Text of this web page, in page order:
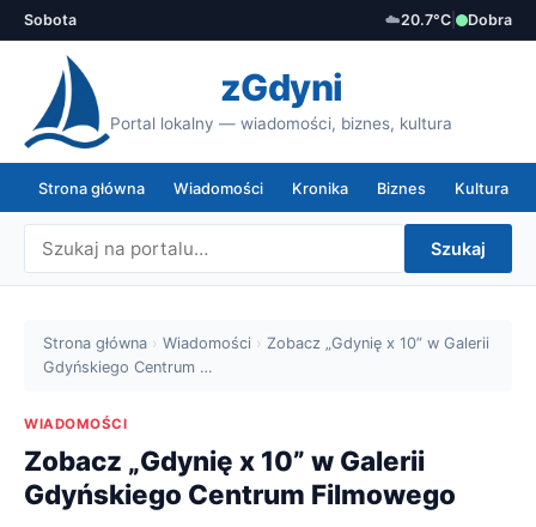
Sobota ☁️20.7°C Dobra
zGdyni
Portal lokalny — wiadomości, biznes, kultura
Strona główna Wiadomości Kronika Biznes Kultura
Szukaj
Strona główna › Wiadomości › Zobacz „Gdynię x 10” w Galerii
Gdyńskiego Centrum …
WIADOMOŚCI
Zobacz „Gdynię x 10” w Galerii
Gdyńskiego Centrum Filmowego